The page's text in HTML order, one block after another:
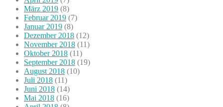
März 2019 (8)
Februar 2019 (7)
Januar 2019 (8)
Dezember 2018 (12)
November 2018 (11)
Oktober 2018 (11)
September 2018 (19)
August 2018 (10)
Juli 2018 (11)
Juni 2018 (14)
Mai 2018 (16)